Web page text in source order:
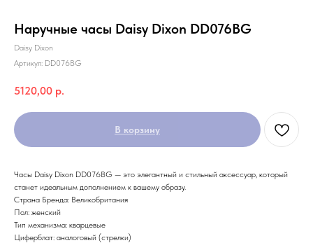
Наручные часы Daisy Dixon DD076BG
Daisy Dixon
Артикул: DD076BG
5120,00 р.
В корзину
Часы Daisy Dixon DD076BG — это элегантный и стильный аксессуар, который
станет идеальным дополнением к вашему образу.
Страна Бренда: Великобритания
Пол: женский
Тип механизма: кварцевые
Циферблат: аналоговый (стрелки)